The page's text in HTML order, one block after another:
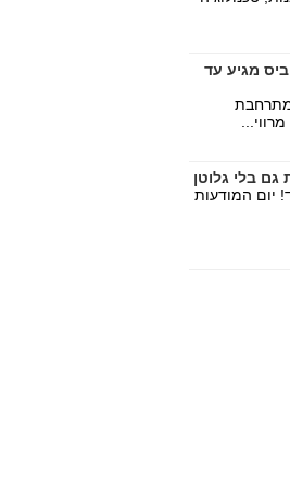
מגיע עד
גם בלי גלוטן
יום המודעות